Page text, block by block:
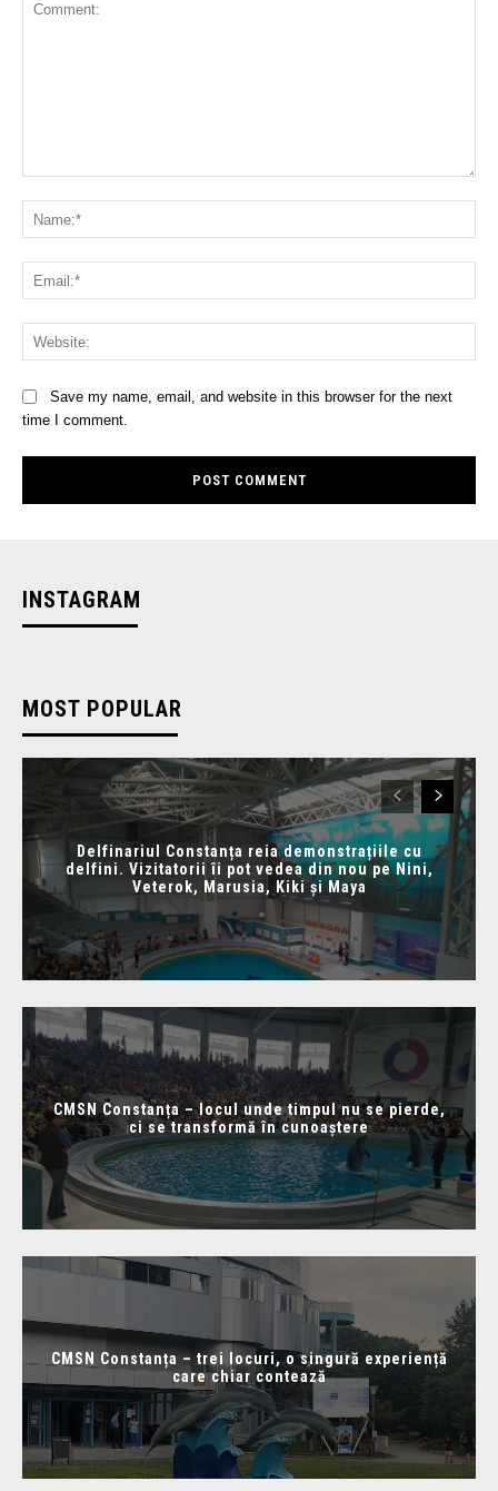
Save my name, email, and website in this browser for the next
time I comment.
INSTAGRAM
MOST POPULAR
Delfinariul Constanța reia demonstrațiile cu
delfini. Vizitatorii îi pot vedea din nou pe Nini,
Veterok, Marusia, Kiki și Maya
CMSN Constanța – locul unde timpul nu se pierde,
ci se transformă în cunoaștere
CMSN Constanța – trei locuri, o singură experiență
care chiar contează